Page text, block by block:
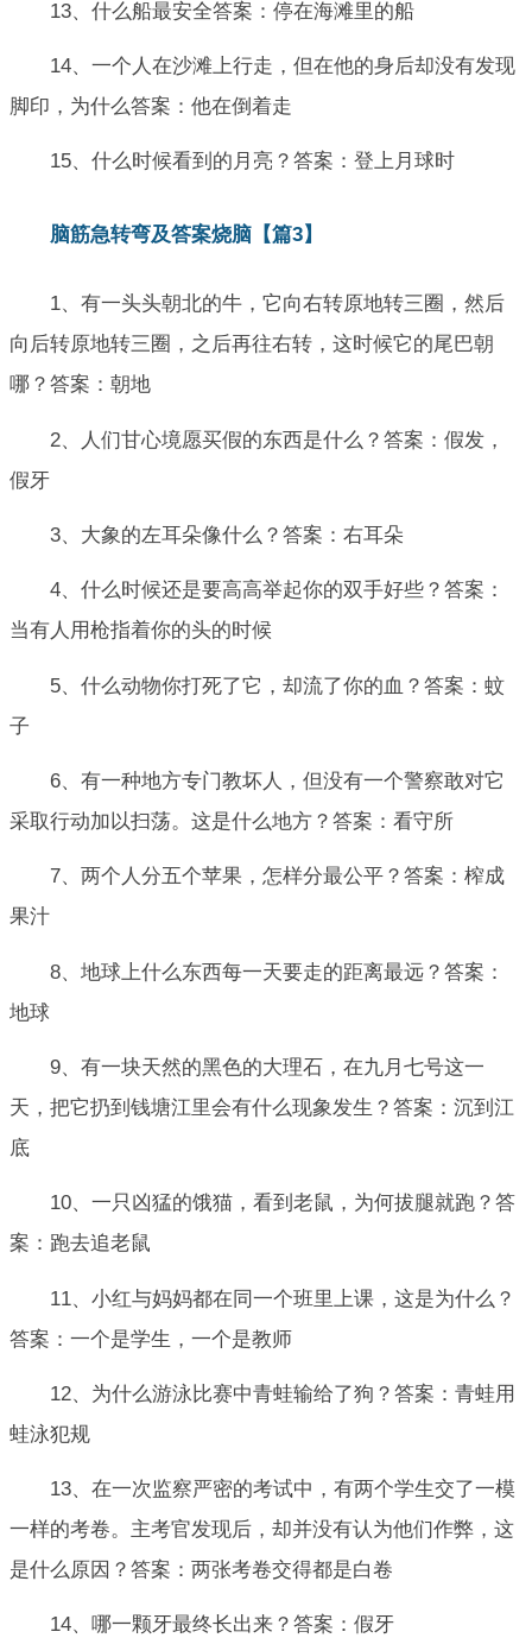
13、什么船最安全答案：停在海滩里的船
14、一个人在沙滩上行走，但在他的身后却没有发现
脚印，为什么答案：他在倒着走
15、什么时候看到的月亮？答案：登上月球时
脑筋急转弯及答案烧脑【篇3】
1、有一头头朝北的牛，它向右转原地转三圈，然后
向后转原地转三圈，之后再往右转，这时候它的尾巴朝
哪？答案：朝地
2、人们甘心境愿买假的东西是什么？答案：假发，
假牙
3、大象的左耳朵像什么？答案：右耳朵
4、什么时候还是要高高举起你的双手好些？答案：
当有人用枪指着你的头的时候
5、什么动物你打死了它，却流了你的血？答案：蚊
子
6、有一种地方专门教坏人，但没有一个警察敢对它
采取行动加以扫荡。这是什么地方？答案：看守所
7、两个人分五个苹果，怎样分最公平？答案：榨成
果汁
8、地球上什么东西每一天要走的距离最远？答案：
地球
9、有一块天然的黑色的大理石，在九月七号这一
天，把它扔到钱塘江里会有什么现象发生？答案：沉到江
底
10、一只凶猛的饿猫，看到老鼠，为何拔腿就跑？答
案：跑去追老鼠
11、小红与妈妈都在同一个班里上课，这是为什么？
答案：一个是学生，一个是教师
12、为什么游泳比赛中青蛙输给了狗？答案：青蛙用
蛙泳犯规
13、在一次监察严密的考试中，有两个学生交了一模
一样的考卷。主考官发现后，却并没有认为他们作弊，这
是什么原因？答案：两张考卷交得都是白卷
14、哪一颗牙最终长出来？答案：假牙